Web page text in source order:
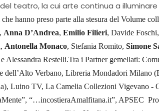
teatro, la cui arte continua a
che hanno preso parte alla stesura del Volume
Anna D’Andrea, Emilio Filieri, Davide Foschi,
Antonella Monaco, Stefania Romito, Simone
Alessandra Restelli.Tra i Partner gemellati:
dell’Alto Verbano, Libreria Mondadori Milano
Luino TV, La Camelia Collezioni Vigevano -
“…incostieraAmalfitana.it”, APSEC